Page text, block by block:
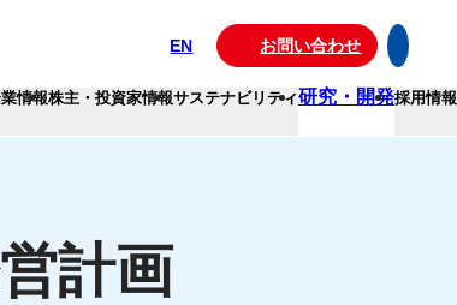
EN お問い合わせ
情報株主・投資家情報サステナビリティ研究・開発採用情報
計画